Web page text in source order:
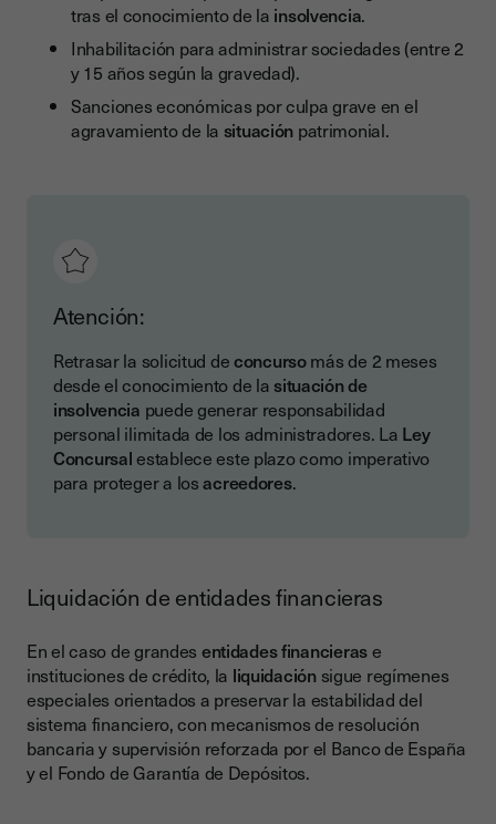
tras el conocimiento de la insolvencia.
Inhabilitación para administrar sociedades (entre 2
y 15 años según la gravedad).
Sanciones económicas por culpa grave en el
agravamiento de la situación patrimonial.
Atención:
Retrasar la solicitud deconcursomás de 2 meses
desde el conocimiento de la situación de
insolvencia puede generar responsabilidad
personal ilimitada de los administradores. La Ley
Concursalestablece este plazo como imperativo
para proteger a losacreedores.
Liquidación de entidades financieras
En el caso de grandes entidades financierase
instituciones de crédito, la liquidaciónsigue regímenes
especiales orientados a preservar la estabilidad del
sistema financiero, con mecanismos de resolución
bancaria y supervisión reforzada por el Banco de España
y el Fondo de Garantía de Depósitos.